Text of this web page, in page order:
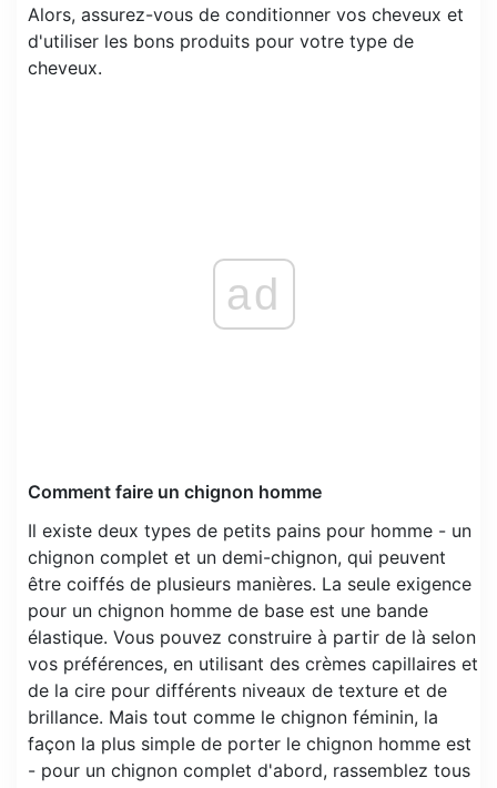
Alors, assurez-vous de conditionner vos cheveux et
d'utiliser les bons produits pour votre type de
cheveux.
ad
Comment faire un chignon homme
Il existe deux types de petits pains pour homme - un
chignon complet et un demi-chignon, qui peuvent
être coiffés de plusieurs manières. La seule exigence
pour un chignon homme de base est une bande
élastique. Vous pouvez construire à partir de là selon
vos préférences, en utilisant des crèmes capillaires et
de la cire pour différents niveaux de texture et de
brillance. Mais tout comme le chignon féminin, la
façon la plus simple de porter le chignon homme est
- pour un chignon complet d'abord, rassemblez tous